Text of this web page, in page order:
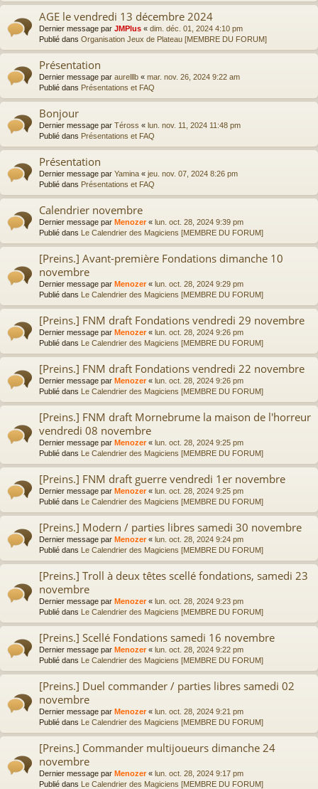
AGE le vendredi 13 décembre 2024
Dernier message par JMPlus « dim. déc. 01, 2024 4:10 pm
Publié dans Organisation Jeux de Plateau [MEMBRE DU FORUM]
Présentation
Dernier message par aurelllb « mar. nov. 26, 2024 9:22 am
Publié dans Présentations et FAQ
Bonjour
Dernier message par Téross « lun. nov. 11, 2024 11:48 pm
Publié dans Présentations et FAQ
Présentation
Dernier message par Yamina « jeu. nov. 07, 2024 8:26 pm
Publié dans Présentations et FAQ
Calendrier novembre
Dernier message par Menozer« lun. oct. 28, 2024 9:39 pm
Publié dans Le Calendrier des Magiciens [MEMBRE DU FORUM]
[Preins.] Avant-première Fondations dimanche 10
novembre
Dernier message par Menozer« lun. oct. 28, 2024 9:29 pm
Publié dans Le Calendrier des Magiciens [MEMBRE DU FORUM]
[Preins.] FNM draft Fondations vendredi 29 novembre
Dernier message par Menozer« lun. oct. 28, 2024 9:26 pm
Publié dans Le Calendrier des Magiciens [MEMBRE DU FORUM]
[Preins.] FNM draft Fondations vendredi 22 novembre
Dernier message par Menozer« lun. oct. 28, 2024 9:26 pm
Publié dans Le Calendrier des Magiciens [MEMBRE DU FORUM]
[Preins.] FNM draft Mornebrume la maison de l'horreur
vendredi 08 novembre
Dernier message par Menozer« lun. oct. 28, 2024 9:25 pm
Publié dans Le Calendrier des Magiciens [MEMBRE DU FORUM]
[Preins.] FNM draft guerre vendredi 1er novembre
Dernier message par Menozer« lun. oct. 28, 2024 9:25 pm
Publié dans Le Calendrier des Magiciens [MEMBRE DU FORUM]
[Preins.] Modern / parties libres samedi 30 novembre
Dernier message par Menozer« lun. oct. 28, 2024 9:24 pm
Publié dans Le Calendrier des Magiciens [MEMBRE DU FORUM]
[Preins.] Troll à deux têtes scellé fondations, samedi 23
novembre
Dernier message par Menozer« lun. oct. 28, 2024 9:23 pm
Publié dans Le Calendrier des Magiciens [MEMBRE DU FORUM]
[Preins.] Scellé Fondations samedi 16 novembre
Dernier message par Menozer« lun. oct. 28, 2024 9:22 pm
Publié dans Le Calendrier des Magiciens [MEMBRE DU FORUM]
[Preins.] Duel commander / parties libres samedi 02
novembre
Dernier message par Menozer« lun. oct. 28, 2024 9:21 pm
Publié dans Le Calendrier des Magiciens [MEMBRE DU FORUM]
[Preins.] Commander multijoueurs dimanche 24
novembre
Dernier message par Menozer« lun. oct. 28, 2024 9:17 pm
Publié dans Le Calendrier des Magiciens [MEMBRE DU FORUM]